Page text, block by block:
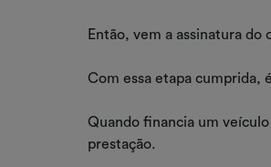
Então, vem a assinatura
Com essa etapa cumprida,
Quando financia um
prestação.